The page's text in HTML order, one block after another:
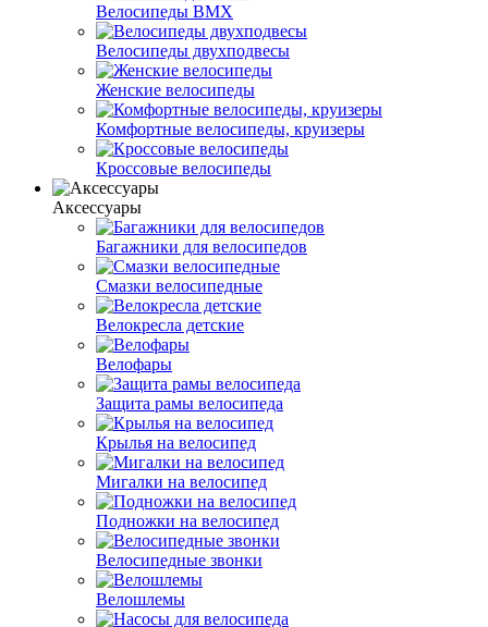
Велосипеды BMX
Велосипеды двухподвесы
Женские велосипеды
Комфортные велосипеды, круизеры
Кроссовые велосипеды
Аксессуары
Багажники для велосипедов
Смазки велосипедные
Велокресла детские
Велофары
Защита рамы велосипеда
Крылья на велосипед
Мигалки на велосипед
Подножки на велосипед
Велосипедные звонки
Велошлемы